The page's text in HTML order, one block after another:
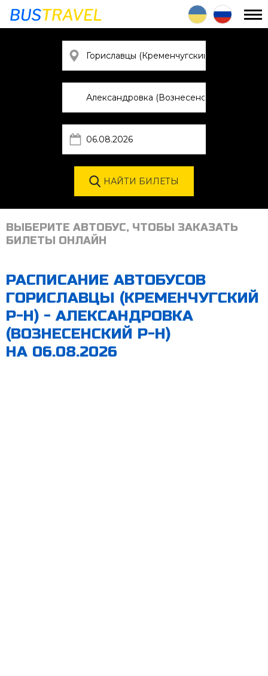
ВЫБЕРИТЕ АВТОБУС, ЧТОБЫ ЗАКАЗАТЬ
БИЛЕТЫ ОНЛАЙН
РАСПИСАНИЕ АВТОБУСОВ
ГОРИСЛАВЦЫ (КРЕМЕНЧУГСКИЙ
Р-Н) - АЛЕКСАНДРОВКА
(ВОЗНЕСЕНСКИЙ Р-Н)
НА 06.08.2026